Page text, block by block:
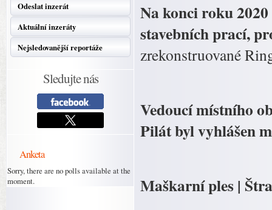
Odeslat inzerát
Aktuální inzeráty
Nejsledovanější reportáže
Sledujte nás
Anketa
Sorry, there are no polls available at the
moment.
Na konci roku
stavebních prací,
zrekonstruované
Vedoucí místního
Pilát byl vyhlášen
Maškarní ples |